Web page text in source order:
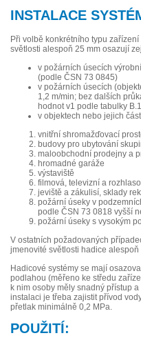
INSTALACE
Při volbě konkrétního typu
světlosti alespoň 25 mm osazují
v požárních úsecích
(podle ČSN 73 0845)
v požárních úsecích
1,2 m/min; bez dalších
hodnot v1 podle tabulky
v objektech nebo jejich
vnitřní shromažďovací
budovy pro ubytování
maloobchodní prodejny a
hromadné garáže
výstaviště
filmová, televizní a
jeviště a zákulisí, sklady
požární úseky v
podle ČSN 73 0818 vyšší
požární úseky s vysokým
V ostatních požadovaných
jmenovité světlosti hadice alespoň
Hadicové systémy se mají
podlahou (měřeno ke středu
k nim osoby měly snadný přístup
instalaci je třeba zajistit přívod
přetlak minimálně 0,2 MPa.
POUŽITÍ: